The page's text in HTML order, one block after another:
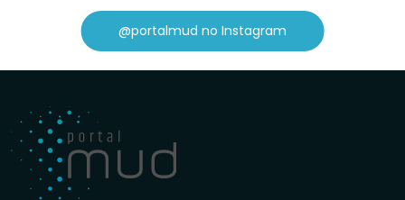
@portalmud no Instagram